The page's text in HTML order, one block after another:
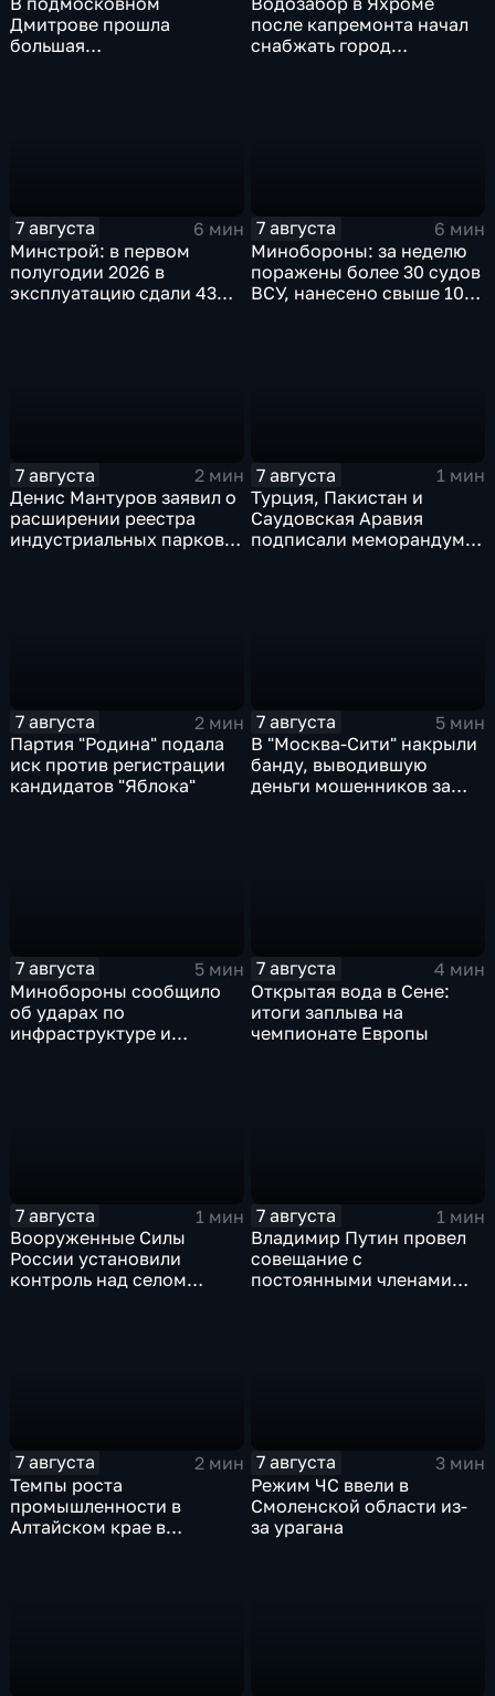
Дмитрове прошла
большая
после капремонта начал
снабжать город
7 августа
6 мин
Минстрой: в первом
полугодии 2026 в
эксплуатацию сдали 43
7 августа
6 мин
Минобороны: за неделю
поражены более 30 судов
ВСУ, нанесено свыше 10
7 августа
2 мин
Денис Мантуров заявил о
расширении реестра
индустриальных парков в
7 августа
1 мин
Турция, Пакистан и
Саудовская Аравия
подписали меморандум о
7 августа
2 мин
Партия "Родина" подала
иск против регистрации
кандидатов "Яблока"
7 августа
5 мин
В "Москва‑Сити" накрыли
банду, выводившую
деньги мошенников за
7 августа
5 мин
Минобороны сообщило
об ударах по
инфраструктуре и
7 августа
4 мин
Открытая вода в Сене:
итоги заплыва на
чемпионате Европы
7 августа
1 мин
Вооруженные Силы
России установили
контроль над селом
7 августа
1 мин
Владимир Путин провел
совещание с
постоянными членами
7 августа
2 мин
Темпы роста
промышленности в
Алтайском крае в
7 августа
3 мин
Режим ЧС ввели в
Смоленской области из-
за урагана